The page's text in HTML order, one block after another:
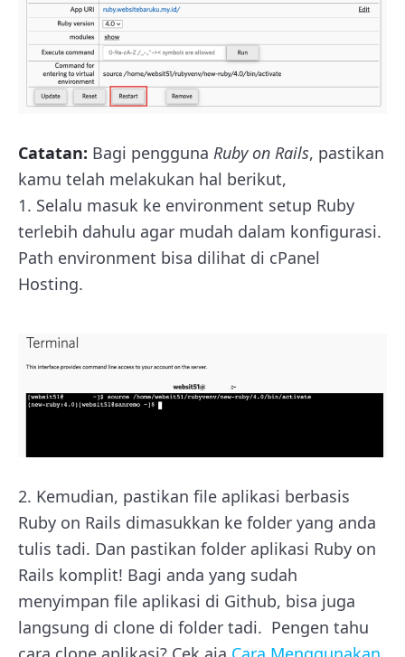
Catatan: Bagi pengguna Ruby on Rails, pastikan
kamu telah melakukan hal berikut,
1. Selalu masuk ke environment setup Ruby
terlebih dahulu agar mudah dalam konfigurasi.
Path environment bisa dilihat di cPanel
Hosting.
2. Kemudian, pastikan file aplikasi berbasis
Ruby on Rails dimasukkan ke folder yang anda
tulis tadi. Dan pastikan folder aplikasi Ruby on
Rails komplit! Bagi anda yang sudah
menyimpan file aplikasi di Github, bisa juga
langsung di clone di folder tadi. Pengen tahu